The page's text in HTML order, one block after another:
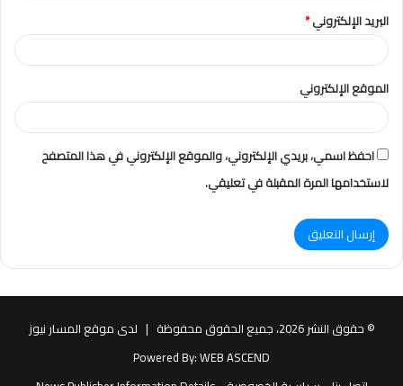
البريد الإلكتروني*
الموقع الإلكتروني
احفظ اسمي، بريدي الإلكتروني، والموقع الإلكتروني في هذا المتصفح
لاستخدامها المرة المقبلة في تعليقي.
© حقوق النشر 2026، جميع الحقوق محفوظة |
لدى موقع المسار نيوز
Powered By:WEB ASCEND